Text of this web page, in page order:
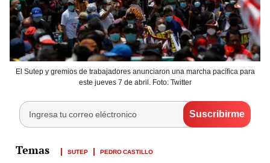
El Sutep y gremios de trabajadores anunciaron una marcha pacífica para
este jueves 7 de abril. Foto: Twitter
SUTEP PEDRO CASTILLO